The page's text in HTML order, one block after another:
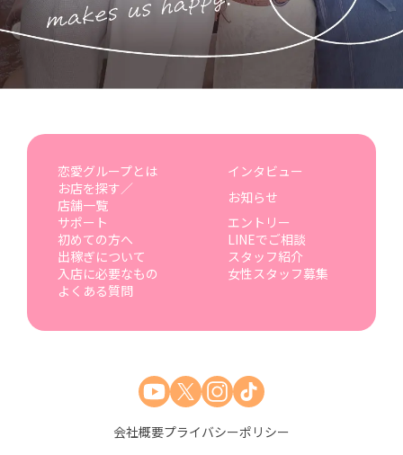
恋愛グループとは
お店を探す／
店舗一覧
サポート
初めての方へ
出稼ぎについて
入店に必要なもの
よくある質問
インタビュー
お知らせ
エントリー
LINEでご相談
スタッフ紹介
女性スタッフ募集
会社概要プライバシーポリシー